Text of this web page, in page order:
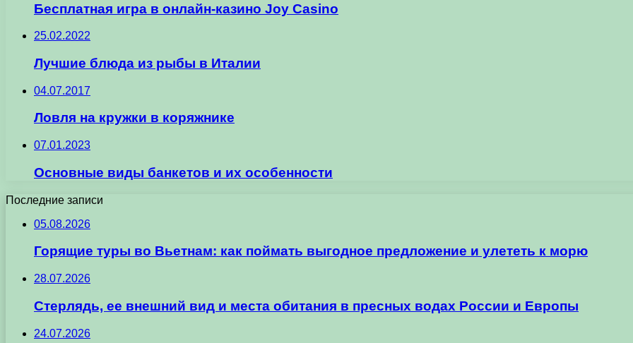
Бесплатная игра в онлайн-казино Joy Casino
25.02.2022
Лучшие блюда из рыбы в Италии
04.07.2017
Ловля на кружки в коряжнике
07.01.2023
Основные виды банкетов и их особенности
Последние записи
05.08.2026
Горящие туры во Вьетнам: как поймать выгодное предложение и улететь к морю
28.07.2026
Стерлядь, ее внешний вид и места обитания в пресных водах России и Европы
24.07.2026